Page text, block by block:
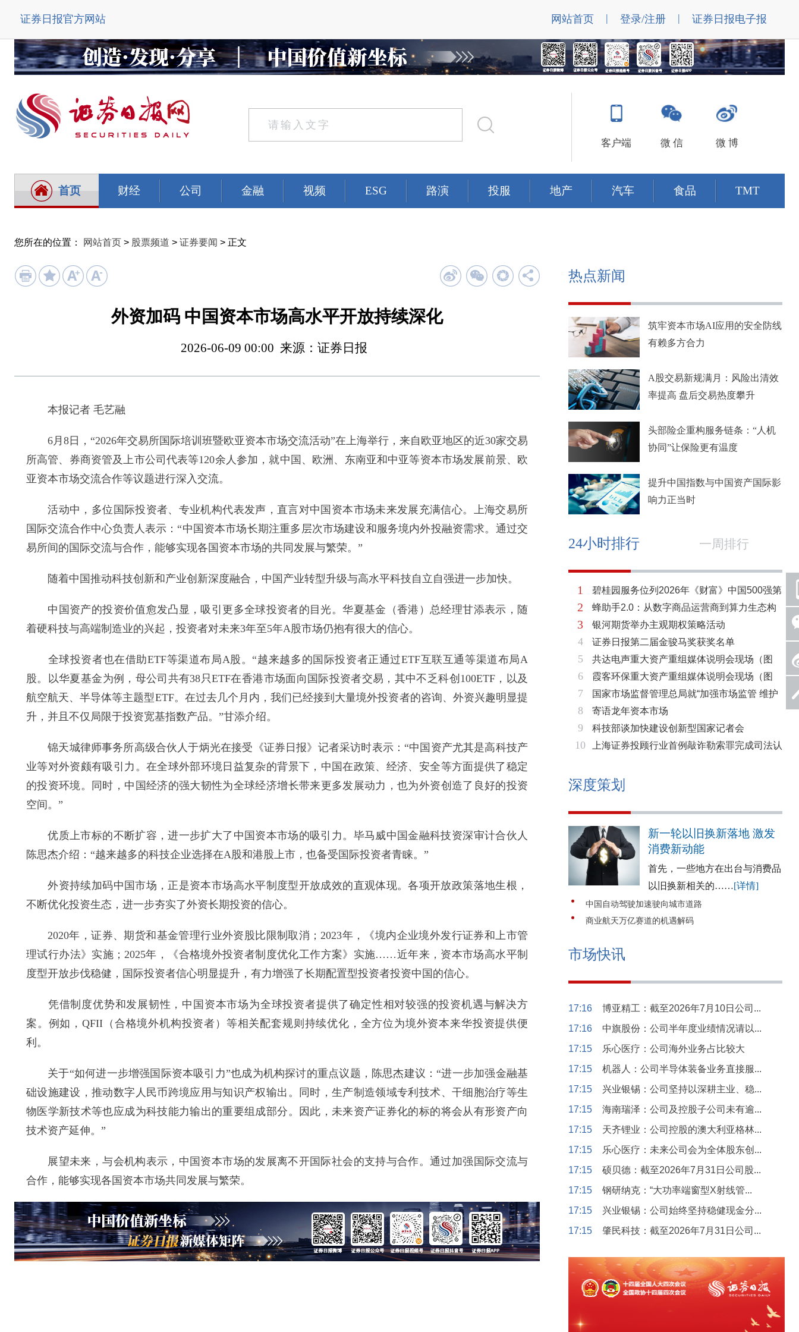
证券日报官方网站 网站首页 | 登录/注册 | 证券日报电子报
客户端 微 信 微 博
首页 财经 公司 金融 视频 ESG 路演 投服 地产 汽车 食品 TMT
您所在的位置： 网站首页 > 股票频道 > 证券要闻 > 正文
外资加码 中国资本市场高水平开放持续深化
2026-06-09 00:00 来源：证券日报
本报记者 毛艺融
6月8日，“2026年交易所国际培训班暨欧亚资本市场交流活动”在上海举行，来自欧亚地区的近30家交易
所高管、券商资管及上市公司代表等120余人参加，就中国、欧洲、东南亚和中亚等资本市场发展前景、欧
亚资本市场交流合作等议题进行深入交流。
活动中，多位国际投资者、专业机构代表发声，直言对中国资本市场未来发展充满信心。上海交易所
国际交流合作中心负责人表示：“中国资本市场长期注重多层次市场建设和服务境内外投融资需求。通过交
易所间的国际交流与合作，能够实现各国资本市场的共同发展与繁荣。”
随着中国推动科技创新和产业创新深度融合，中国产业转型升级与高水平科技自立自强进一步加快。
中国资产的投资价值愈发凸显，吸引更多全球投资者的目光。华夏基金（香港）总经理甘添表示，随
着硬科技与高端制造业的兴起，投资者对未来3年至5年A股市场仍抱有很大的信心。
全球投资者也在借助ETF等渠道布局A股。“越来越多的国际投资者正通过ETF互联互通等渠道布局A
股。以华夏基金为例，母公司共有38只ETF在香港市场面向国际投资者交易，其中不乏科创100ETF，以及
航空航天、半导体等主题型ETF。在过去几个月内，我们已经接到大量境外投资者的咨询、外资兴趣明显提
升，并且不仅局限于投资宽基指数产品。”甘添介绍。
锦天城律师事务所高级合伙人于炳光在接受《证券日报》记者采访时表示：“中国资产尤其是高科技产
业等对外资颇有吸引力。在全球外部环境日益复杂的背景下，中国在政策、经济、安全等方面提供了稳定
的投资环境。同时，中国经济的强大韧性为全球经济增长带来更多发展动力，也为外资创造了良好的投资
空间。”
优质上市标的不断扩容，进一步扩大了中国资本市场的吸引力。毕马威中国金融科技资深审计合伙人
陈思杰介绍：“越来越多的科技企业选择在A股和港股上市，也备受国际投资者青睐。”
外资持续加码中国市场，正是资本市场高水平制度型开放成效的直观体现。各项开放政策落地生根，
不断优化投资生态，进一步夯实了外资长期投资的信心。
2020年，证券、期货和基金管理行业外资股比限制取消；2023年，《境内企业境外发行证券和上市管
理试行办法》实施；2025年，《合格境外投资者制度优化工作方案》实施……近年来，资本市场高水平制
度型开放步伐稳健，国际投资者信心明显提升，有力增强了长期配置型投资者投资中国的信心。
凭借制度优势和发展韧性，中国资本市场为全球投资者提供了确定性相对较强的投资机遇与解决方
案。例如，QFII（合格境外机构投资者）等相关配套规则持续优化，全方位为境外资本来华投资提供便
利。
关于“如何进一步增强国际资本吸引力”也成为机构探讨的重点议题，陈思杰建议：“进一步加强金融基
础设施建设，推动数字人民币跨境应用与知识产权输出。同时，生产制造领域专利技术、干细胞治疗等生
物医学新技术等也应成为科技能力输出的重要组成部分。因此，未来资产证券化的标的将会从有形资产向
技术资产延伸。”
展望未来，与会机构表示，中国资本市场的发展离不开国际社会的支持与合作。通过加强国际交流与
合作，能够实现各国资本市场共同发展与繁荣。
热点新闻
筑牢资本市场AI应用的安全防线
有赖多方合力
A股交易新规满月：风险出清效
率提高 盘后交易热度攀升
头部险企重构服务链条：“人机
协同”让保险更有温度
提升中国指数与中国资产国际影
响力正当时
24小时排行 一周排行
1
2
3
4
5
6
7
8
9
10
碧桂园服务位列2026年《财富》中国500强第
321位 排名稳步上升彰显发展韧性
蜂助手2.0：从数字商品运营商到算力生态构
建者的跃迁
银河期货举办主观期权策略活动
证券日报第二届金骏马奖获奖名单
共达电声重大资产重组媒体说明会现场（图
片）
霞客环保重大资产重组媒体说明会现场（图
片）
国家市场监督管理总局就“加强市场监管 维护
市场秩序”答记者问
寄语龙年资本市场
科技部谈加快建设创新型国家记者会
上海证券投顾行业首例敲诈勒索罪完成司法认
深度策划
新一轮以旧换新落地 激发
消费新动能
首先，一些地方在出台与消费品
以旧换新相关的……[详情]
中国自动驾驶加速驶向城市道路
商业航天万亿赛道的机遇解码
市场快讯
17:16
博亚精工：截至2026年7月10日公司...
17:16
中旗股份：公司半年度业绩情况请以...
17:15
乐心医疗：公司海外业务占比较大
17:15
机器人：公司半导体装备业务直接服...
17:15
兴业银锡：公司坚持以深耕主业、稳...
17:15
海南瑞泽：公司及控股子公司未有逾...
17:15
天齐锂业：公司控股的澳大利亚格林...
17:15
乐心医疗：未来公司会为全体股东创...
17:15
硕贝德：截至2026年7月31日公司股...
17:15
钢研纳克：“大功率端窗型X射线管...
17:15
兴业银锡：公司始终坚持稳健现金分...
17:15
肇民科技：截至2026年7月31日公司...